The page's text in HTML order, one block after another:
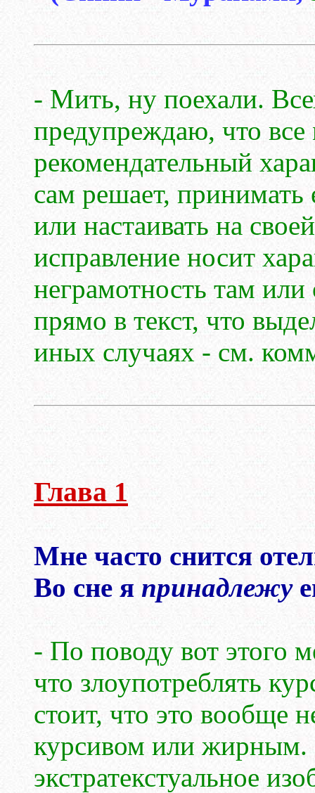
- Мить, ну поехали.
предупреждаю, что
рекомендательный
сам решает,
или настаивать на
исправление носит
неграмотность там
прямо в текст, что
иных случаях - см.
Глава 1
Мне часто снится
Во сне я принадлежу
- По поводу вот этого
что злоупотреблять
стоит, что это вообще
курсивом или
экстратекстуальное